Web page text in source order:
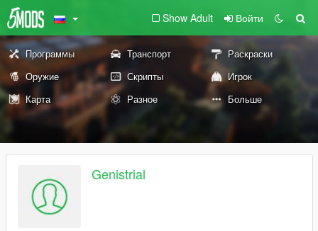
Show Adult Войти
Программы Транспорт
Раскраски
Оружие
Скрипты
Игрок
Карта
Разное Больше
Genistrial